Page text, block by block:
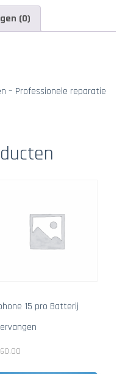
(0)
– Professionele reparatie
15 pro Batterij
60.00